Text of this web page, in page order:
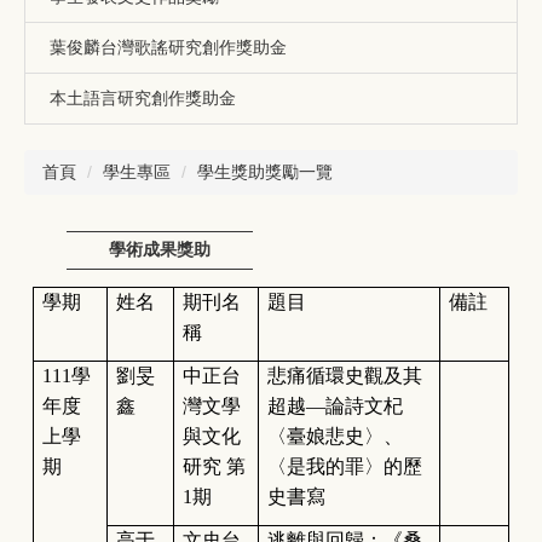
葉俊麟台灣歌謠研究創作獎助金
本土語言研究創作獎助金
首頁 學生專區 學生獎助獎勵一覽
學術成果獎助
學期 姓名
期刊名
稱
題目 備註
111學
年度
上學
期
劉旻
鑫
中正台
灣文學
與文化
研究 第
1期
悲痛循環史觀及其
超越—論詩文杞
〈臺娘悲史〉、
〈是我的罪〉的歷
史書寫